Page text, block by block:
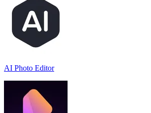
AI Photo Editor